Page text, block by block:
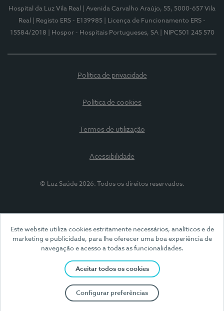
Este website utiliza cookies estritamente necessários, analíticos e de
marketing e publicidade, para lhe oferecer uma boa experiência de
navegação e acesso a todas as funcionalidades.
Aceitar todos os cookies
Configurar preferências
Hospital da Luz Vila Real
| Avenida Carvalho Araújo, 55, 5000-657 Vila
Real
| Registo ERS - E139985
| Licença de Funcionamento ERS -
15584/2018
| Hospor - Hospitais Portugueses, SA | NIPC501 245 570
Política de privacidade
Política de cookies
Termos de utilização
Acessibilidade
© Luz Saúde 2026. Todos os direitos reservados.